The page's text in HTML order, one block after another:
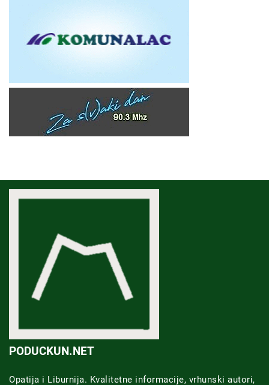
PODUCKUN.NET
Opatija i Liburnija. Kvalitetne informacije, vrhunski autori,